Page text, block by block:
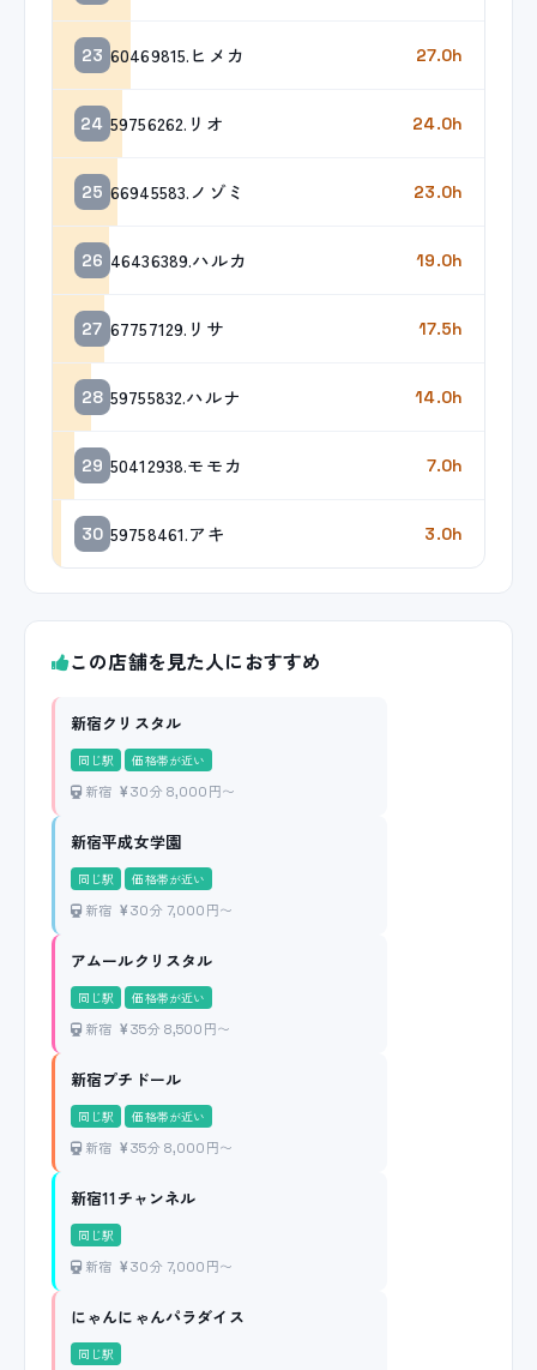
23 60469815.ヒメカ 27.0h
24 59756262.リオ 24.0h
25 66945583.ノゾミ 23.0h
26 46436389.ハルカ 19.0h
27 67757129.リサ 17.5h
28 59755832.ハルナ 14.0h
29 50412938.モモカ 7.0h
30 59758461.アキ 3.0h
この店舗を見た人におすすめ
新宿クリスタル
同じ駅 価格帯が近い
新宿 30分 8,000円〜
新宿平成女学園
同じ駅 価格帯が近い
新宿 30分 7,000円〜
アムールクリスタル
同じ駅 価格帯が近い
新宿 35分 8,500円〜
新宿プチドール
同じ駅 価格帯が近い
新宿 35分 8,000円〜
新宿11チャンネル
同じ駅
新宿 30分 7,000円〜
にゃんにゃんパラダイス
同じ駅